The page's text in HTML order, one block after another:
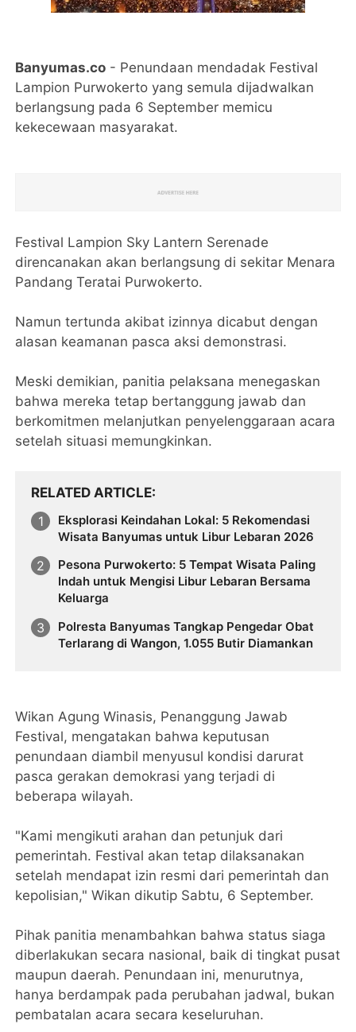
Banyumas.co - Penundaan mendadak Festival
Lampion Purwokerto yang semula dijadwalkan
berlangsung pada 6 September memicu
kekecewaan masyarakat.
Festival Lampion Sky Lantern Serenade
direncanakan akan berlangsung di sekitar Menara
Pandang Teratai Purwokerto.
Namun tertunda akibat izinnya dicabut dengan
alasan keamanan pasca aksi demonstrasi.
Meski demikian, panitia pelaksana menegaskan
bahwa mereka tetap bertanggung jawab dan
berkomitmen melanjutkan penyelenggaraan acara
setelah situasi memungkinkan.
RELATED ARTICLE
Eksplorasi Keindahan Lokal: 5 Rekomendasi
Wisata Banyumas untuk Libur Lebaran 2026
Pesona Purwokerto: 5 Tempat Wisata Paling
Indah untuk Mengisi Libur Lebaran Bersama
Keluarga
Polresta Banyumas Tangkap Pengedar Obat
Terlarang di Wangon, 1.055 Butir Diamankan
Wikan Agung Winasis, Penanggung Jawab
Festival, mengatakan bahwa keputusan
penundaan diambil menyusul kondisi darurat
pasca gerakan demokrasi yang terjadi di
beberapa wilayah.
"Kami mengikuti arahan dan petunjuk dari
pemerintah. Festival akan tetap dilaksanakan
setelah mendapat izin resmi dari pemerintah dan
kepolisian," Wikan dikutip Sabtu, 6 September.
Pihak panitia menambahkan bahwa status siaga
diberlakukan secara nasional, baik di tingkat pusat
maupun daerah. Penundaan ini, menurutnya,
hanya berdampak pada perubahan jadwal, bukan
pembatalan acara secara keseluruhan.